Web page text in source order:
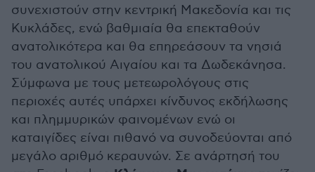
συνεχιστούν στην κεντρική Μακεδονία και τις
Κυκλάδες, ενώ βαθμιαία θα επεκταθούν
ανατολικότερα και θα επηρεάσουν τα νησιά
του ανατολικού Αιγαίου και τα Δωδεκάνησα.
Σύμφωνα με τους μετεωρολόγους στις
περιοχές αυτές υπάρχει κίνδυνος εκδήλωσης
και πλημμυρικών φαινομένων ενώ οι
καταιγίδες είναι πιθανό να συνοδεύονται από
μεγάλο αριθμό κεραυνών. Σε ανάρτησή του